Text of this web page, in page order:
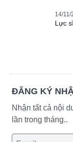
14/11/
Lực
ĐĂNG KÝ
Nhận tất cả nội
lần trong tháng..